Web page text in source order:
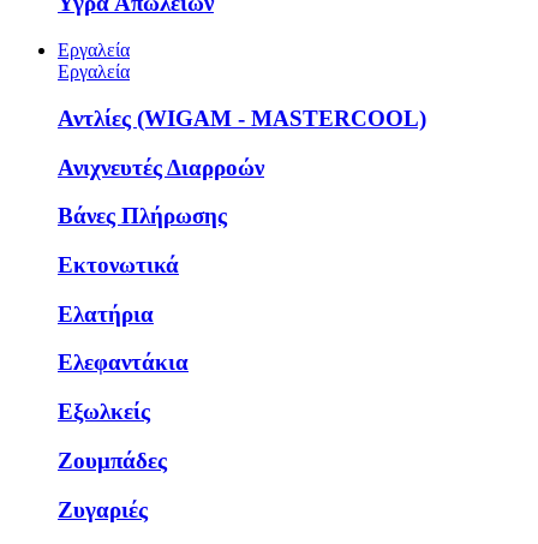
Εργαλεία
Εργαλεία
Αντλίες (WIGAM - MASTERCOOL)
Ανιχνευτές Διαρροών
Βάνες Πλήρωσης
Εκτονωτικά
Ελατήρια
Ελεφαντάκια
Εξωλκείς
Ζουμπάδες
Ζυγαριές